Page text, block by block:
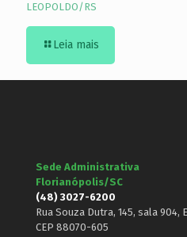
LEOPOLDO/RS
Leia mais
Sede Administrativa
Florianópolis/SC
(48) 3027-6200
Rua Souza Dutra, 145, sala
CEP 88070-605